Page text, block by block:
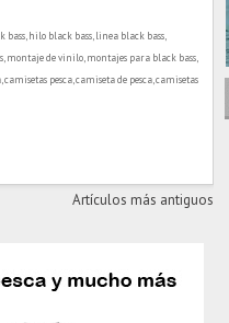
bass, hilo black bass, linea black bass,
montaje de vinilo, montajes para black bass,
pesca, camiseta de pesca, camisetas
Artículos más antiguos